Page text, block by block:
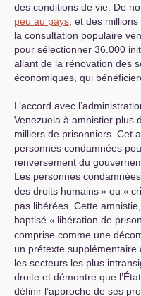
des conditions de vie. De
peu au pays , et des
la consultation populaire
pour sélectionner 36.000
allant de la rénovation des
économiques, qui
L’accord avec
Venezuela à amnistier plus
milliers de prisonniers. Cet
personnes condamnées
renversement du
Les personnes
des droits humains» ou «
pas libérées. Cette
baptisé « libération de
comprise comme une
un prétexte
les secteurs les plus
droite et démontre que
définir l’approche de ses